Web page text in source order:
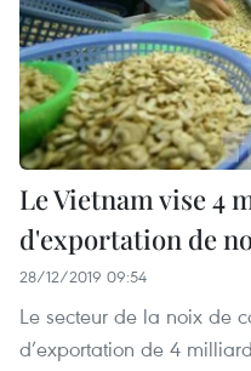
Le Vietnam vise 4
d'exportation de
28/12/2019 09:54
Le secteur de la noix de
d’exportation de 4